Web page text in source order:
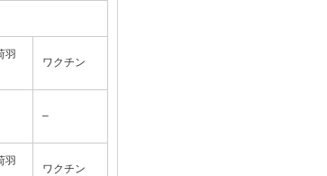
羽
ワクチン
–
羽
ワクチン